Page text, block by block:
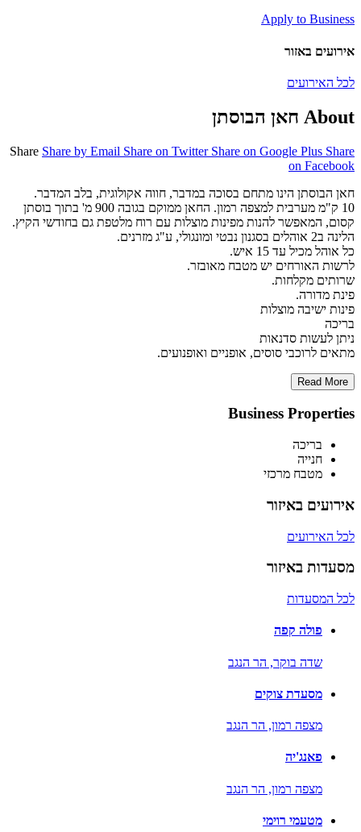
Apply to Business
אירועים באזור
לכל האירועים
About חאן הבוסתן
Share Share by Email Share on Twitter Share on Google Plus Share
on Facebook
חאן הבוסתן הינו מתחם בסוכה במדבר, חווה אקולוגית, בלב המדבר.
10 ק"מ מערבית למצפה רמון. החאן ממוקם בגובה 900 מ' בתוך בוסתן
קסום, המאפשר להנות מפינות מוצלות עם רוח מלטפת גם בחודשי הקיץ.
הלינה ב2 אוהלים בסגנון נבטי ומונגולי, ע"ג מזרנים.
כל אוהל מכיל עד 15 איש.
לרשות האורחים יש מטבח מאובזר.
שרותים מקלחות.
פינת מדורה.
פינות ישיבה מוצלות
בריכה
ניתן לעשות סדנאות
מתאים לרוכבי סוסים, אופניים ואופנועים.
Read More
Business Properties
בריכה
חנייה
מטבח מרכזי
אירועים באיזור
לכל האירועים
מסעדות באיזור
לכל המסעדות
פולה קפה
שדה בוקר, הר הנגב
מסעדת צוקים
מצפה רמון, הר הנגב
פאנג'יה
מצפה רמון, הר הנגב
מטעמי רוימי